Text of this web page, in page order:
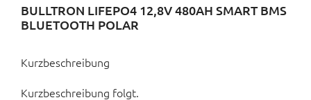
BULLTRON LIFEPO4 12,8V 480AH SMART BMS
BLUETOOTH POLAR
Kurzbeschreibung
Kurzbeschreibung folgt.